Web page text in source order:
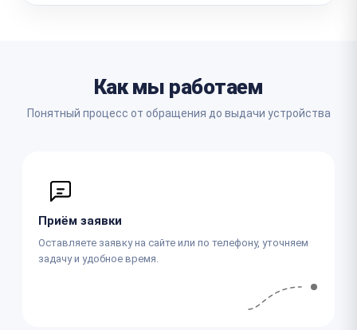
Как мы работаем
Понятный процесс от обращения до выдачи устройства
Приём заявки
Оставляете заявку на сайте или по телефону, уточняем
задачу и удобное время.